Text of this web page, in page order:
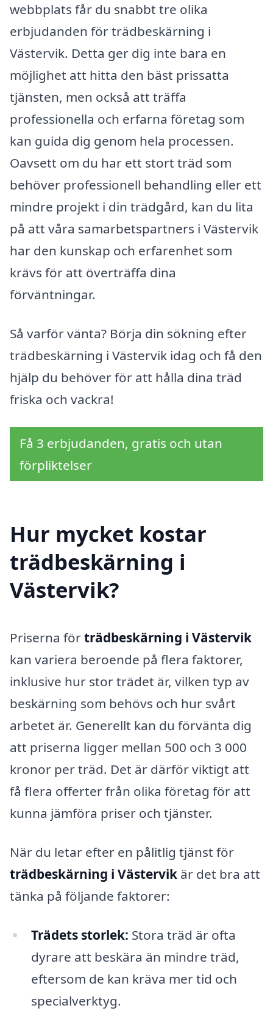
webbplats får du snabbt tre olika
erbjudanden för trädbeskärning i
Västervik. Detta ger dig inte bara en
möjlighet att hitta den bäst prissatta
tjänsten, men också att träffa
professionella och erfarna företag som
kan guida dig genom hela processen.
Oavsett om du har ett stort träd som
behöver professionell behandling eller ett
mindre projekt i din trädgård, kan du lita
på att våra samarbetspartners i Västervik
har den kunskap och erfarenhet som
krävs för att överträffa dina
förväntningar.
Så varför vänta? Börja din sökning efter
trädbeskärning i Västervik idag och få den
hjälp du behöver för att hålla dina träd
friska och vackra!
Få 3 erbjudanden, gratis och utan
förpliktelser
Hur mycket kostar
trädbeskärning i
Västervik?
Priserna förträdbeskärning i Västervik
kan variera beroende på flera faktorer,
inklusive hur stor trädet är, vilken typ av
beskärning som behövs och hur svårt
arbetet är. Generellt kan du förvänta dig
att priserna ligger mellan 500 och 3 000
kronor per träd. Det är därför viktigt att
få flera offerter från olika företag för att
kunna jämföra priser och tjänster.
När du letar efter en pålitlig tjänst för
trädbeskärning i Västervik är det bra att
tänka på följande faktorer:
Trädets storlek: Stora träd är ofta
dyrare att beskära än mindre träd,
eftersom de kan kräva mer tid och
specialverktyg.